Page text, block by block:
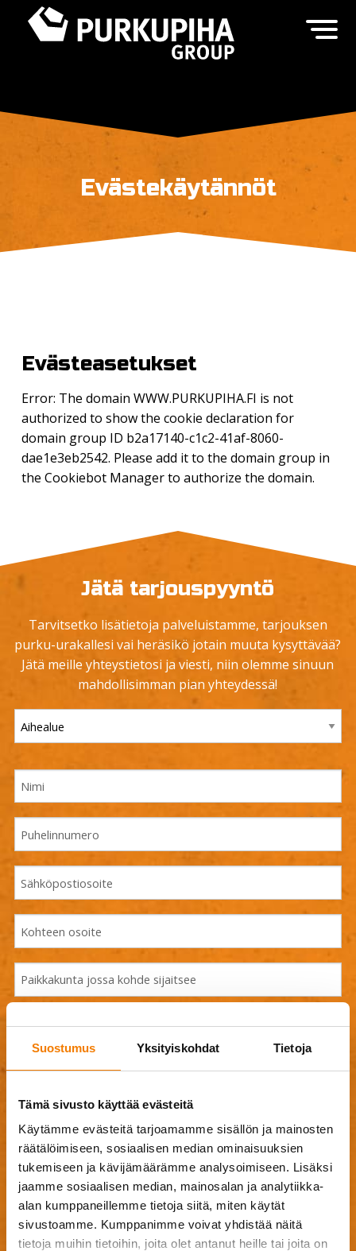
Suostumus Yksityiskohdat Tietoja
Tämä sivusto käyttää evästeitä
Käytämme evästeitä tarjoamamme sisällön ja mainosten
räätälöimiseen, sosiaalisen median ominaisuuksien
tukemiseen ja kävijämäärämme analysoimiseen. Lisäksi
jaamme sosiaalisen median, mainosalan ja analytiikka-
alan kumppaneillemme tietoja siitä, miten käytät
sivustoamme. Kumppanimme voivat yhdistää näitä
tietoja muihin tietoihin, joita olet antanut heille tai joita on
Evästekäytännöt
Evästeasetukset
Error: The domain WWW.PURKUPIHA.FI is not
authorized to show the cookie declaration for
domain group ID b2a17140-c1c2-41af-8060-
dae1e3eb2542. Please add it to the domain group in
the Cookiebot Manager to authorize the domain.
Jätä tarjouspyyntö
Tarvitsetko lisätietoja palveluistamme, tarjouksen
purku-urakallesi vai heräsikö jotain muuta kysyttävää?
Jätä meille yhteystietosi ja viesti, niin olemme sinuun
mahdollisimman pian yhteydessä!
Drag & Drop Files Here
Browse Files